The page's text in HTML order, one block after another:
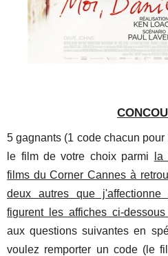
5 gagnants (1 code chacun
le film de votre choix parmi
la
films du Corner Cannes à
deux autres que j'affectionne
figurent les affiches ci-
aux questions suivantes en
voulez remporter un code (le